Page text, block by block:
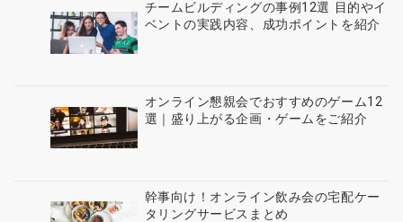
チームビルディングの事例12選 目的やイ
ベントの実践内容、成功ポイントを紹介
オンライン懇親会でおすすめのゲーム12
選｜盛り上がる企画・ゲームをご紹介
幹事向け！オンライン飲み会の宅配ケー
タリングサービスまとめ